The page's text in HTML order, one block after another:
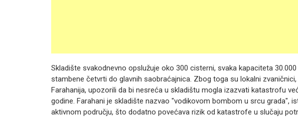
Skladište svakodnevno opslužuje oko 300 cisterni, svaka kapaciteta
stambene četvrti do glavnih saobraćajnica. Zbog toga su lokalni
Farahanija, upozorili da bi nesreća u skladištu mogla izazvati katastrofu
godine. Farahani je skladište nazvao "vodikovom bombom u srcu grada",
aktivnom području, što dodatno povećava rizik od katastrofe u slučaju